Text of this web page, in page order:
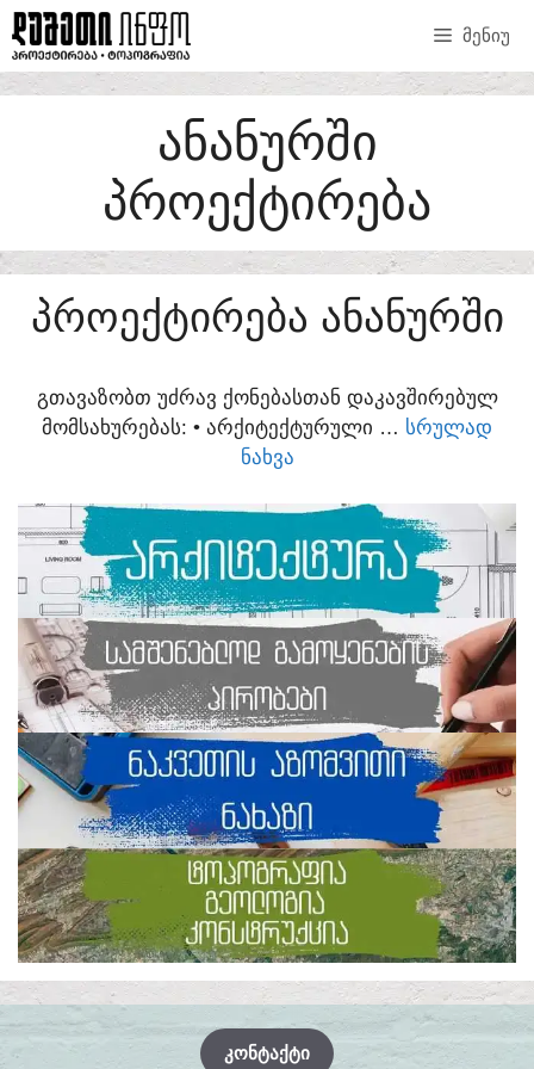
SKIP
TO
CONTENT
ᲛᲔᲜᲘᲣ
ᲐᲜᲐᲜᲣᲠᲨᲘ
ᲞᲠᲝᲔᲥᲢᲘᲠᲔᲑᲐ
ᲞᲠᲝᲔᲥᲢᲘᲠᲔᲑᲐ ᲐᲜᲐᲜᲣᲠᲨᲘ
ᲒᲗᲐᲕᲐᲖᲝᲑᲗ ᲣᲫᲠᲐᲕ ᲥᲝᲜᲔᲑᲐᲡᲗᲐᲜ ᲓᲐᲙᲐᲕᲨᲘᲠᲔᲑᲣᲚ
ᲛᲝᲛᲡᲐᲮᲣᲠᲔᲑᲐᲡ:​ • ᲐᲠᲥᲘᲢᲔᲥᲢᲣᲠᲣᲚᲘ … ᲡᲠᲣᲚᲐᲓ
ᲜᲐᲮᲕᲐ
ᲙᲝᲜᲢᲐᲥᲢᲘ